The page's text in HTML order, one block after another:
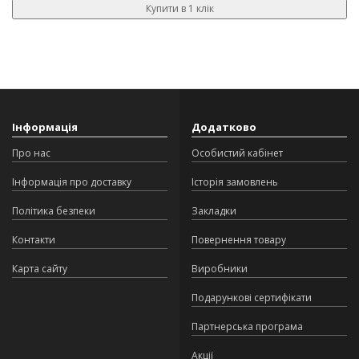
Купити в 1 клік
Інформація
Про нас
Інформація про доставку
Політика безпеки
Контакти
Карта сайту
Додатково
Особистий кабінет
Історія замовлень
Закладки
Повернення товару
Виробники
Подарункові сертифікати
Партнерська програма
Акції